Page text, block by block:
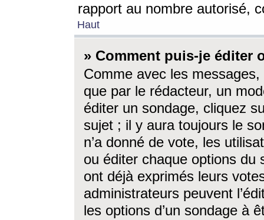
rapport au nombre autorisé,
Haut
» Comment puis-je éditer
Comme avec les
que par le rédacteur, un
éditer un sondage, cliquez
sujet ; il y aura toujours le
n’a donné de vote, les
ou éditer chaque options du
ont déjà exprimés leurs
administrateurs peuvent
les options d’un sondage à